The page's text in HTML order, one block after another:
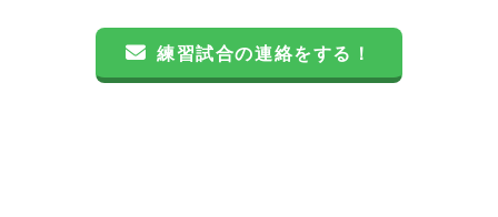
練習試合の連絡をする！